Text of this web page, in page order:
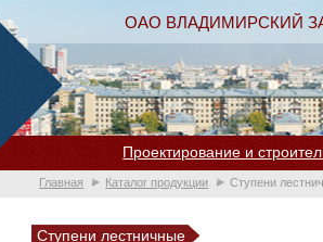
ОАО ВЛАДИМИРСКИЙ
Проектирование и
Главная Каталог продукции Ступени
Ступени лестничные